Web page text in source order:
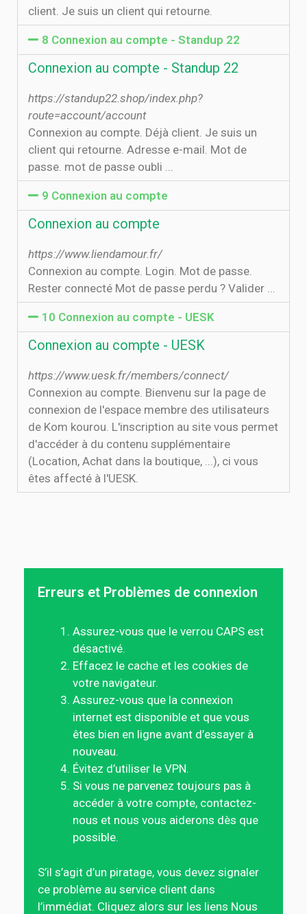
client. Je suis un client qui retourne.
8 Connexion au compte - Standup 22
Connexion au compte - Standup 22
https://standup22.shop/index.php?
route=account/account
Connexion au compte. Déjà client. Je suis un
client qui retourne. Adresse e-mail. Mot de
passe. mot de passe oubli ...
9 Connexion au compte
Connexion au compte
https://www.liendamour.fr/
Connexion au compte. Login. Mot de passe.
Rester connecté Mot de passe perdu ? Valider ...
10 Connexion au compte - UESK
Connexion au compte - UESK
https://www.uesk.fr/members/connect/
Connexion au compte. Bienvenu sur la page de
connexion de l'espace membre des utilisateurs
de Kom kourou. L'inscription au site vous permet
d'accéder à du contenu supplémentaire
(Location, Achat dans la boutique, ...), ci vous
êtes affecté à l'UESK.
Erreurs et Problèmes de connexion
Assurez-vous que le verrou CAPS est
désactivé.
Effacez le cache et les cookies de
votre navigateur.
Assurez-vous que la connexion
internet est disponible et que vous
êtes bien en ligne avant d’essayer à
nouveau.
Évitez d’utiliser le VPN.
Si vous ne parvenez toujours pas à
accéder à votre compte, contactez-
nous et nous vous aiderons dès que
possible.
S’il s’agit d’un piratage, vous devez signaler
ce problème au service client dans
l’immédiat. Cliquez alors sur les liens Nous